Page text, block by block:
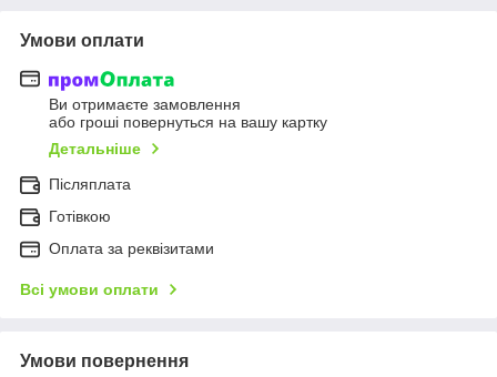
Умови оплати
Ви отримаєте замовлення
або гроші повернуться на вашу картку
Детальніше
Післяплата
Готівкою
Оплата за реквізитами
Всі умови оплати
Умови повернення